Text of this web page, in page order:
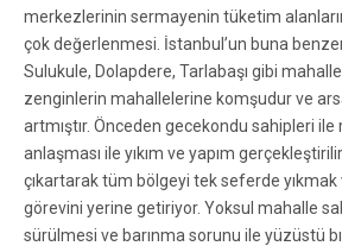
merkezlerinin sermayenin tüketim
çok değerlenmesi. İstanbul’un buna
Sulukule, Dolapdere, Tarlabaşı gibi
zenginlerin mahallelerine komşudur ve
artmıştır. Önceden gecekondu sahipleri
anlaşması ile yıkım ve yapım
çıkartarak tüm bölgeyi tek seferde
görevini yerine getiriyor. Yoksul mahalle
sürülmesi ve barınma sorunu ile yüzüstü